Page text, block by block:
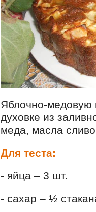
Яблочно-медовую
духовке из
меда, масла
Для теста:
- яйца – 3 шт.
- сахар – ½